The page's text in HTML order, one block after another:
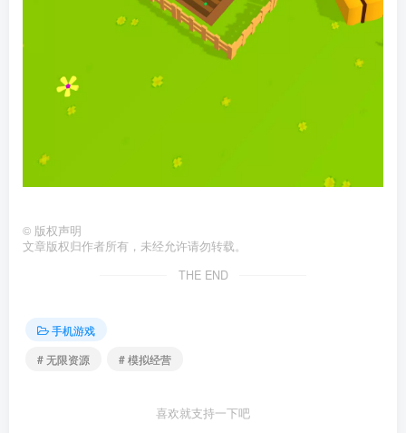
© 版权声明
文章版权归作者所有，未经允许请勿转载。
THE END
手机游戏
# 无限资源
# 模拟经营
喜欢就支持一下吧